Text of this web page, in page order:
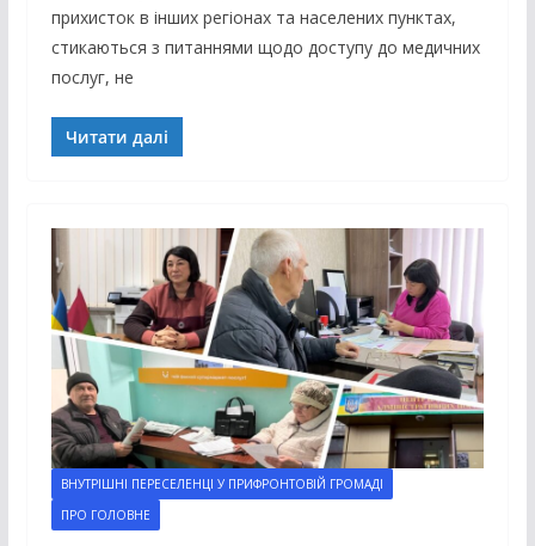
прихисток в інших регіонах та населених пунктах,
стикаються з питаннями щодо доступу до медичних
послуг, не
Читати далі
ВНУТРІШНІ ПЕРЕСЕЛЕНЦІ У ПРИФРОНТОВІЙ ГРОМАДІ
ПРО ГОЛОВНЕ